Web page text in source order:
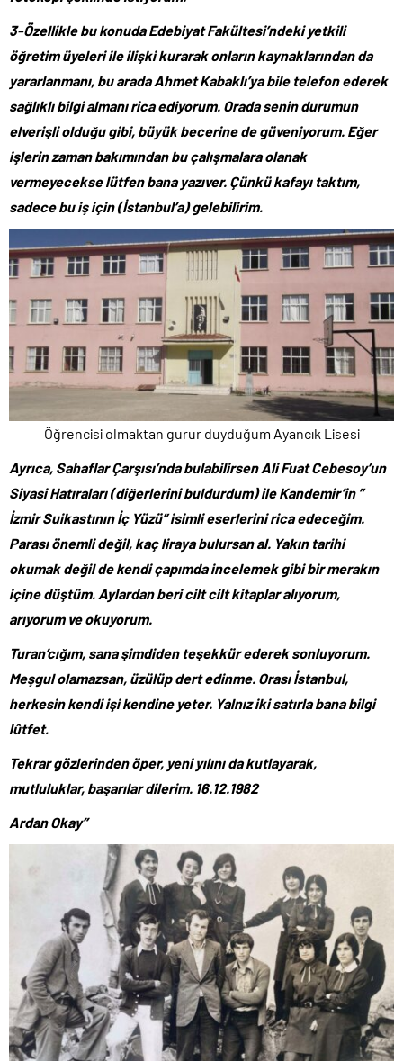
3-Özellikle bu konuda Edebiyat Fakültesi’ndeki yetkili
öğretim üyeleri ile ilişki kurarak onların kaynaklarından da
yararlanmanı, bu arada Ahmet Kabaklı’ya bile telefon ederek
sağlıklı bilgi almanı rica ediyorum. Orada senin durumun
elverişli olduğu gibi, büyük becerine de güveniyorum. Eğer
işlerin zaman bakımından bu çalışmalara olanak
vermeyecekse lütfen bana yazıver. Çünkü kafayı taktım,
sadece bu iş için (İstanbul’a) gelebilirim.
Öğrencisi olmaktan gurur duyduğum Ayancık Lisesi
Ayrıca, Sahaflar Çarşısı’nda bulabilirsen Ali Fuat Cebesoy’un
Siyasi Hatıraları (diğerlerini buldurdum) ile Kandemir’in ”
İzmir Suikastının İç Yüzü” isimli eserlerini rica edeceğim.
Parası önemli değil, kaç liraya bulursan al. Yakın tarihi
okumak değil de kendi çapımda incelemek gibi bir merakın
içine düştüm. Aylardan beri cilt cilt kitaplar alıyorum,
arıyorum ve okuyorum.
Turan’cığım, sana şimdiden teşekkür ederek sonluyorum.
Meşgul olamazsan, üzülüp dert edinme. Orası İstanbul,
herkesin kendi işi kendine yeter. Yalnız iki satırla bana bilgi
lûtfet.
Tekrar gözlerinden öper, yeni yılını da kutlayarak,
mutluluklar, başarılar dilerim. 16.12.1982
Ardan Okay’’